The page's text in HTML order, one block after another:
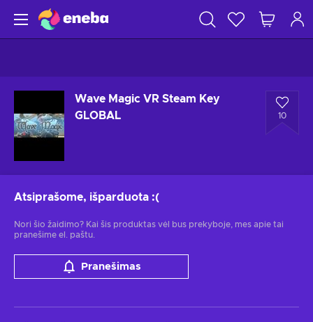
Wave Magic VR Steam Key
GLOBAL
10
Atsiprašome, išparduota :(
Nori šio žaidimo? Kai šis produktas vėl bus prekyboje, mes apie tai
pranešime el. paštu.
Pranešimas